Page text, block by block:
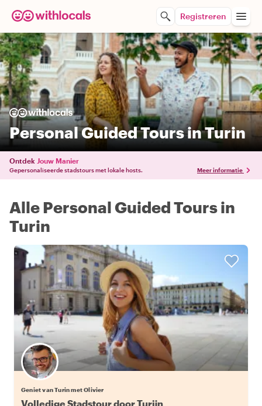
Registreren
Personal Guided Tours in Turin
Ontdek Jouw Manier
Gepersonaliseerde stadstours met lokale hosts. Meer informatie
Alle Personal Guided Tours in
Turin
Geniet van Turin met Olivier
Volledige Stadstour door Turijn